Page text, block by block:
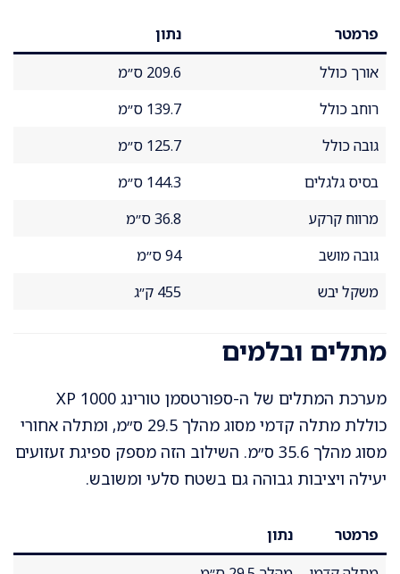
פרמטר
נתון
אורך כולל
209.6 ס״מ
רוחב כולל
139.7 ס״מ
גובה כולל
125.7 ס״מ
בסיס גלגלים
144.3 ס״מ
מרווח קרקע
36.8 ס״מ
גובה מושב
94 ס״מ
משקל יבש
455 ק״ג
מתלים ובלמים
מערכת המתלים של ה-ספורטסמן טורינג XP 1000
כוללת מתלה קדמי מסוג מהלך 29.5 ס״מ, ומתלה אחורי
מסוג מהלך 35.6 ס״מ. השילוב הזה מספק ספיגת זעזועים
יעילה ויציבות גבוהה גם בשטח סלעי ומשובש.
פרמטר
נתון